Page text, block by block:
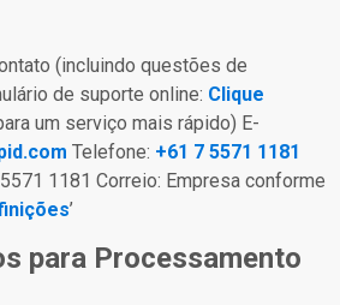
(incluindo questões de
de suporte online: Clique
um serviço mais rápido) E-
Telefone: +61 7 5571 1181
1181 Correio: Empresa conforme
’
para Processamento